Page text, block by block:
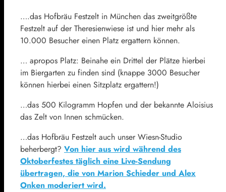
….das Hofbräu Festzelt in München das zweitgrößte
Festzelt auf der Theresienwiese ist und hier mehr als
10.000 Besucher einen Platz ergattern können.
… apropos Platz: Beinahe ein Drittel der Plätze hierbei
im Biergarten zu finden sind (knappe 3000 Besucher
können hierbei einen Sitzplatz ergattern!)
…das 500 Kilogramm Hopfen und der bekannte Aloisius
das Zelt von Innen schmücken.
…das Hofbräu Festzelt auch unser Wiesn-Studio
beherbergt? Von hier aus wird während des
Oktoberfestes täglich eine Live-Sendung
übertragen, die von Marion Schieder und Alex
Onken moderiert wird.